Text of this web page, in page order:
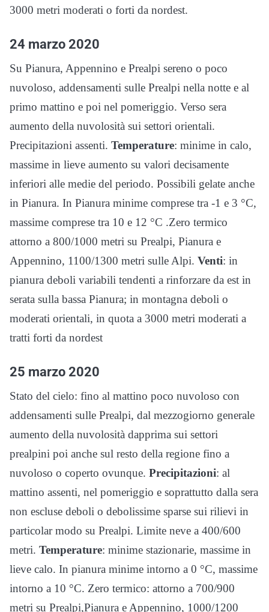
3000 metri moderati o forti da nordest.
24 marzo 2020
Su Pianura, Appennino e Prealpi sereno o poco
nuvoloso, addensamenti sulle Prealpi nella notte e al
primo mattino e poi nel pomeriggio. Verso sera
aumento della nuvolosità sui settori orientali.
Precipitazioni assenti. Temperature: minime in calo,
massime in lieve aumento su valori decisamente
inferiori alle medie del periodo. Possibili gelate anche
in Pianura. In Pianura minime comprese tra -1 e 3 °C,
massime comprese tra 10 e 12 °C .Zero termico
attorno a 800/1000 metri su Prealpi, Pianura e
Appennino, 1100/1300 metri sulle Alpi. Venti: in
pianura deboli variabili tendenti a rinforzare da est in
serata sulla bassa Pianura; in montagna deboli o
moderati orientali, in quota a 3000 metri moderati a
tratti forti da nordest
25 marzo 2020
Stato del cielo: fino al mattino poco nuvoloso con
addensamenti sulle Prealpi, dal mezzogiorno generale
aumento della nuvolosità dapprima sui settori
prealpini poi anche sul resto della regione fino a
nuvoloso o coperto ovunque. Precipitazioni: al
mattino assenti, nel pomeriggio e soprattutto dalla sera
non escluse deboli o debolissime sparse sui rilievi in
particolar modo su Prealpi. Limite neve a 400/600
metri. Temperature: minime stazionarie, massime in
lieve calo. In pianura minime intorno a 0 °C, massime
intorno a 10 °C. Zero termico: attorno a 700/900
metri su Prealpi,Pianura e Appennino, 1000/1200